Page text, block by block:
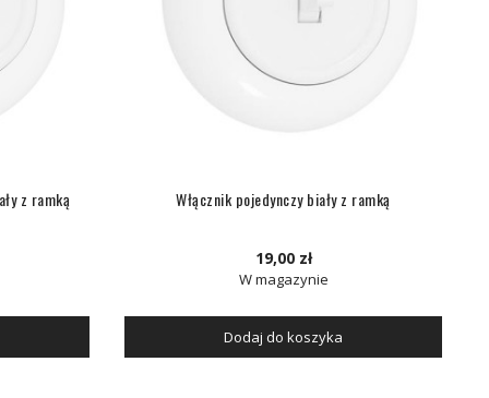
z ramką Włącznik pojedynczy biały z ramką
19,00 zł
W magazynie
Dodaj do koszyka